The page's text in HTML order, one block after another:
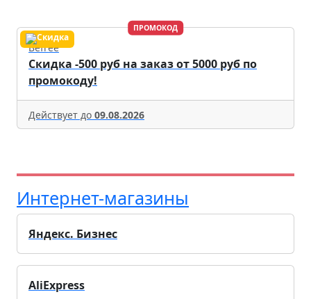
ПРОМОКОД
Befree
Скидка -500 руб на заказ от 5000 руб по
промокоду!
Действует до 09.08.2026
Интернет-магазины
Яндекс. Бизнес
AliExpress